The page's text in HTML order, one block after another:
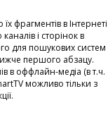
фрагментів в Інтернеті
і сторінок в
для пошукових систем
першого абзацу.
в оффлайн-медіа (в т.ч.
можливо тільки з